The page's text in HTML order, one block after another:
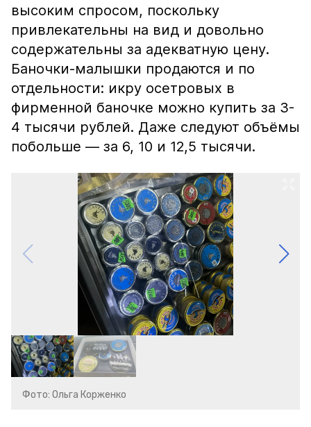
высоким спросом, поскольку
привлекательны на вид и довольно
содержательны за адекватную цену.
Баночки-малышки продаются и по
отдельности: икру осетровых в
фирменной баночке можно купить за 3-
4 тысячи рублей. Даже следуют объёмы
побольше — за 6, 10 и 12,5 тысячи.
Фото: Ольга Корженко